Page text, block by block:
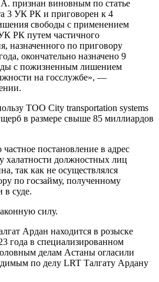
признан виновным по статье
3 УК РК и приговорен к 4
свободы с применением
РК путем частичного
назначенного по приговору
окончательно назначено 9
с пожизненным лишением
на госслужбе», —
ТОО City transportation systems
в размере свыше 85 миллиардов
постановление в адрес
халатности должностных лиц
так как не осуществлялся
по госзайму, полученному
суде.
силу.
Ардан находится в розыске
года в специализированном
делам Астаны огласили
по делу LRT Талгату Ардану